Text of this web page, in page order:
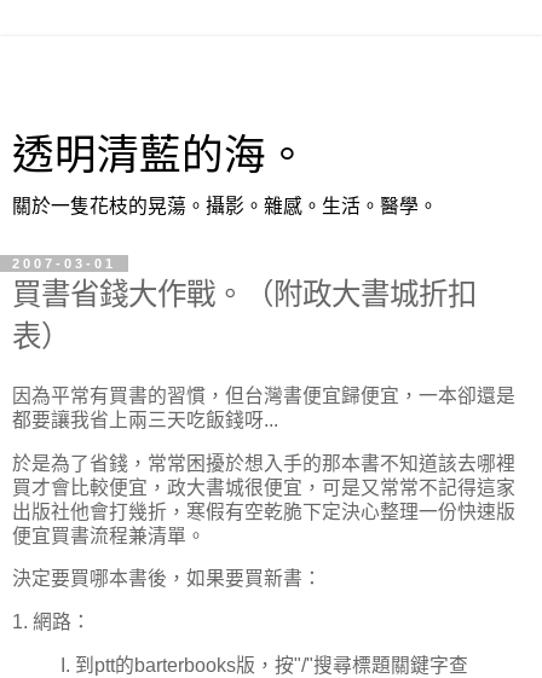
透明清藍的海。
關於一隻花枝的晃蕩。攝影。雜感。生活。醫學。
2007-03-01
買書省錢大作戰。（附政大書城折扣
表）
因為平常有買書的習慣，但台灣書便宜歸便宜，一本卻還是
都要讓我省上兩三天吃飯錢呀...
於是為了省錢，常常困擾於想入手的那本書不知道該去哪裡
買才會比較便宜，政大書城很便宜，可是又常常不記得這家
出版社他會打幾折，寒假有空乾脆下定決心整理一份快速版
便宜買書流程兼清單。
決定要買哪本書後，如果要買新書：
1. 網路：
I. 到ptt的barterbooks版，按"/"搜尋標題關鍵字查